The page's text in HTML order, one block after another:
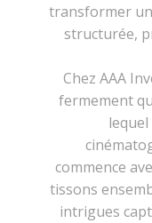
transformer
structurée,
Chez AAA
fermement
commence
tissons
intrigues